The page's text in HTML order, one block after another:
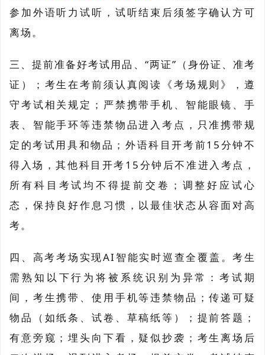
参加外语听力试听，试听结束后须签字确认方可
离场。
三、提前准备好考试用品、“两证”（身份证、准考
证）；考生在考前须认真阅读《考场规则》，遵
守考试相关规定；严禁携带手机、智能眼镜、手
表、智能手环等违禁物品进入考点，只准携带规
定的考试用具和物品；外语科目开考前15分钟不
得入场，其他科目开考15分钟后不准进入考点，
所有科目考试均不得提前交卷；调整好应试心
态，保持良好作息习惯，以最佳状态从容面对高
考。
四、高考考场实现AI智能实时巡查全覆盖。考生
需熟知以下行为将被系统识别为异常：考试期
间，考生携带、使用手机等违禁物品；传递可疑
物品（如纸条、试卷、草稿纸等）；提前答题；
有意旁窥；埋头向下看，疑似抄袭；考生离场后